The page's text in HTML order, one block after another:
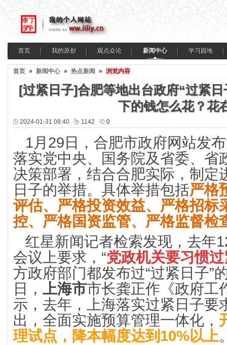
首页 我的原创 观点众论 新闻中心 学习园地
首页 » 新闻中心 » 热点新闻 » 浏览内容
[过紧日子]合肥等地出台政府“过紧
下的钱怎么花？花
2024-01-31 08:40 1142 0
1月29日，合肥市政府网站发
落实党中央、国务院及省委、省
决策部署，结合合肥实际，制定
日子的举措。具体举措包括严格
评估、严格投资效益、严格招标
控、严格国资监管、严格监督检
红星新闻记者检索发现，去年
会议上要求，“党政机关要习惯
方政府部门都发布过“过紧日子”
日， 上海市市长龚正作《政府工
示，去年，上海落实过紧日子要
出，全面实施预算管理一体化，
理试点，降本幅度达到10%以上